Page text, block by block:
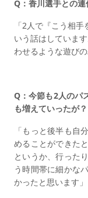
Q：香川選手との連
「2人で『こう相
いう話はしていま
わせるような遊び
Q：今節も2人のパ
も増えていったが？
「もっと後半も自
めることができた
というか、行った
う時間帯に細かな
かったと思います」